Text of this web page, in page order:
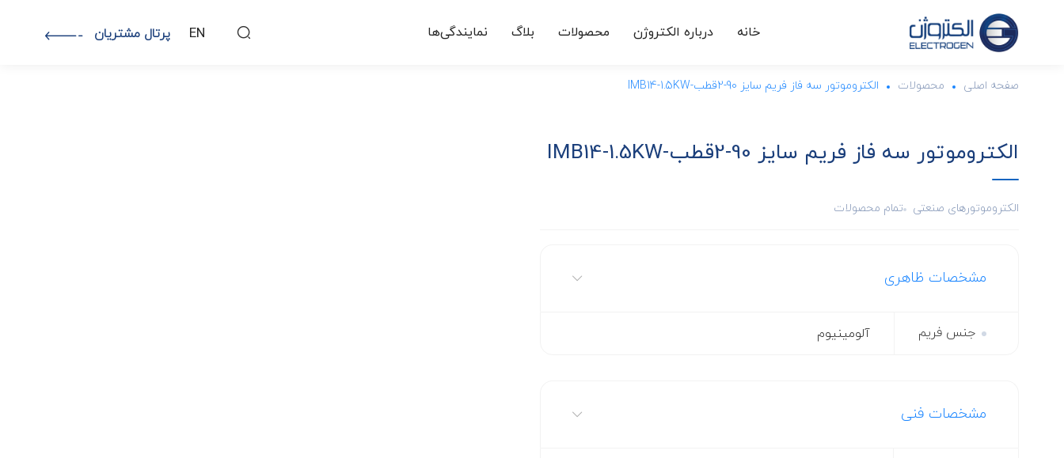
خانه درباره الکتروژن محصولات بلاگ نمایندگی‌ها EN پرتال مشتریان
صفحه اصلی محصولات الکتروموتور سه فاز فریم سایز 90-2قطب-IMB14-1.5KW
الکتروموتور سه فاز فریم سایز 90-2قطب-IMB14-1.5KW
الکتروموتورهای صنعتی تمام محصولات
مشخصات ظاهری
جنس فریم آلومینیوم
مشخصات فنی